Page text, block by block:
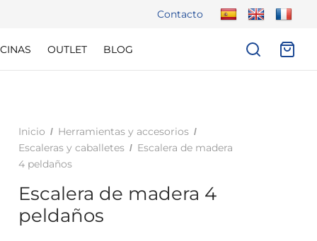
Contacto
OUTLET BLOG
Inicio / Herramientas y accesorios /
Escaleras y caballetes / Escalera de madera
4 peldaños
Escalera de madera 4
peldaños